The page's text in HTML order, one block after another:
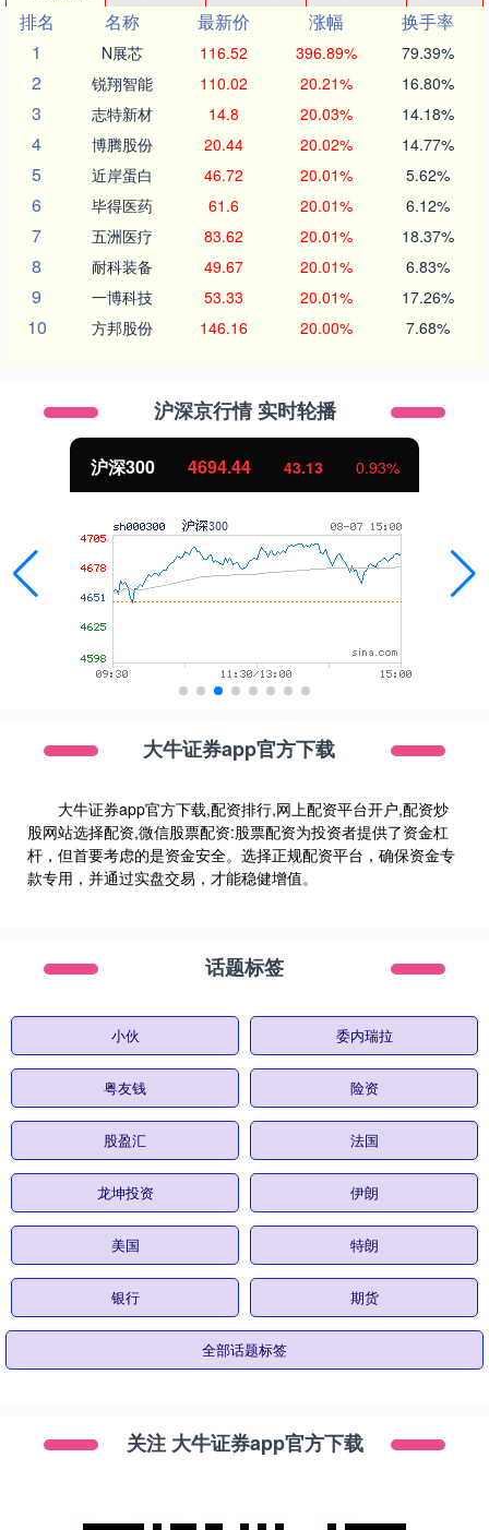
排名
名称 最新价 涨幅
换手率
1
N展芯 116.52 396.89% 79.39%
2 锐翔智能 110.02 20.21% 16.80%
3 志特新材 14.8 20.03% 14.18%
4 博腾股份 20.44 20.02% 14.77%
5 近岸蛋白 46.72 20.01% 5.62%
6 毕得医药 61.6 20.01% 6.12%
7 五洲医疗 83.62 20.01% 18.37%
8 耐科装备 49.67 20.01% 6.83%
9 一博科技 53.33 20.01% 17.26%
10 方邦股份 146.16 20.00% 7.68%
沪深京行情 实时轮播
沪深300 4694.44 43.13 0.93%
大牛证券app官方下载
大牛证券app官方下载,配资排行,网上配资平台开户,配资炒
股网站选择配资,微信股票配资:股票配资为投资者提供了资金杠
杆，但首要考虑的是资金安全。选择正规配资平台，确保资金专
款专用，并通过实盘交易，才能稳健增值。
话题标签
小伙 委内瑞拉
粤友钱 险资
股盈汇 法国
龙坤投资 伊朗
美国 特朗
银行 期货
全部话题标签
关注 大牛证券app官方下载